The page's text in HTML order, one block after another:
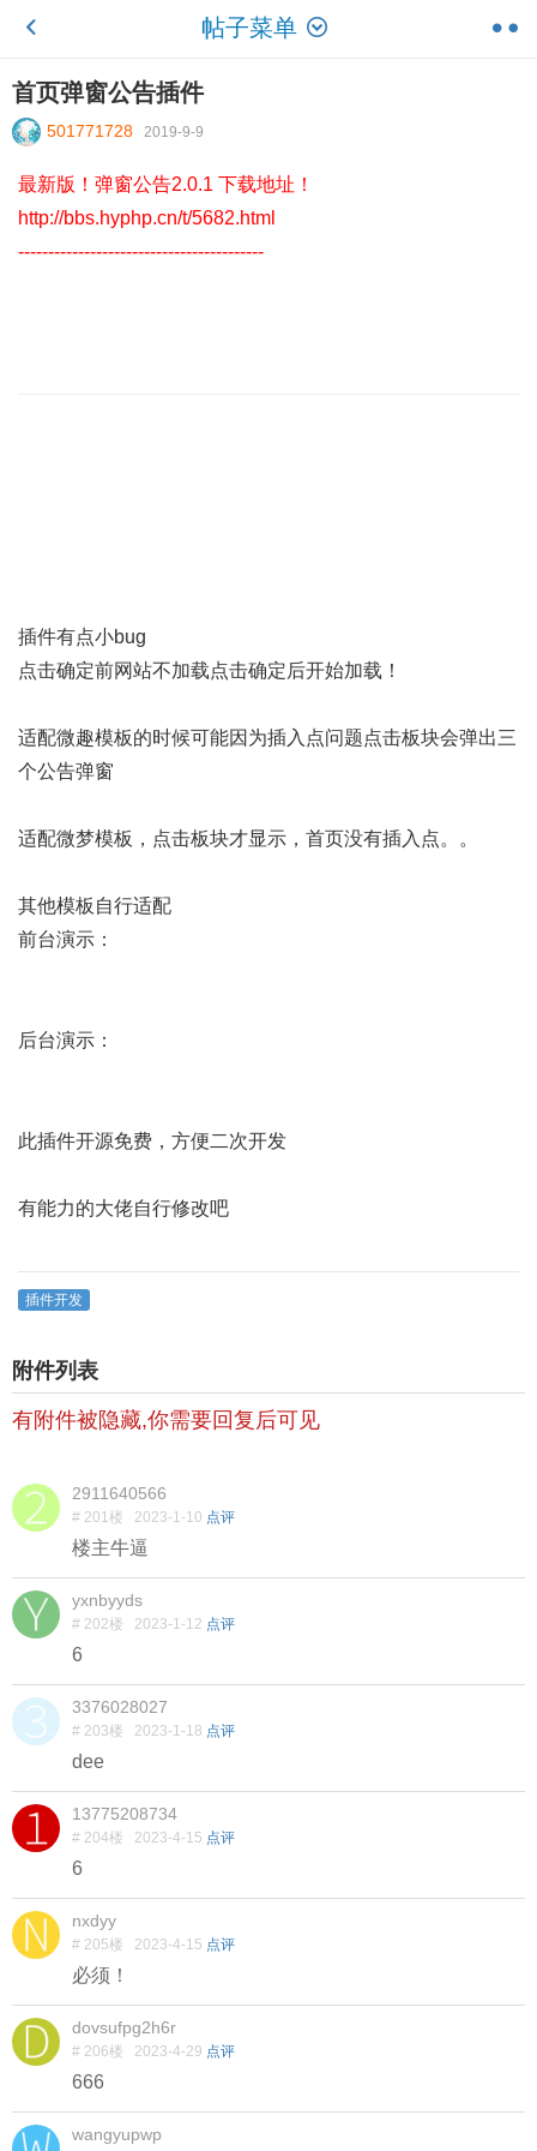
帖子菜单
首页弹窗公告插件
501771728 2019-9-9
最新版！弹窗公告2.0.1 下载地址！
http://bbs.hyphp.cn/t/5682.html
-----------------------------------------
插件有点小bug
点击确定前网站不加载点击确定后开始加载！
适配微趣模板的时候可能因为插入点问题点击板块会弹出三
个公告弹窗
适配微梦模板，点击板块才显示，首页没有插入点。。
其他模板自行适配
前台演示：
后台演示：
此插件开源免费，方便二次开发
有能力的大佬自行修改吧
插件开发
附件列表
有附件被隐藏,你需要回复后可见
2911640566
# 201楼 2023-1-10 点评
楼主牛逼
yxnbyyds
# 202楼 2023-1-12 点评
6
3376028027
# 203楼 2023-1-18 点评
dee
13775208734
# 204楼 2023-4-15 点评
6
nxdyy
# 205楼 2023-4-15 点评
必须！
dovsufpg2h6r
# 206楼 2023-4-29 点评
666
wangyupwp